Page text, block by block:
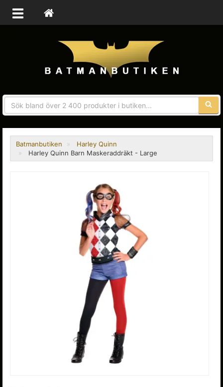
Batmanbutiken
Harley Quinn
Harley Quinn Barn Maskeraddräkt - Large